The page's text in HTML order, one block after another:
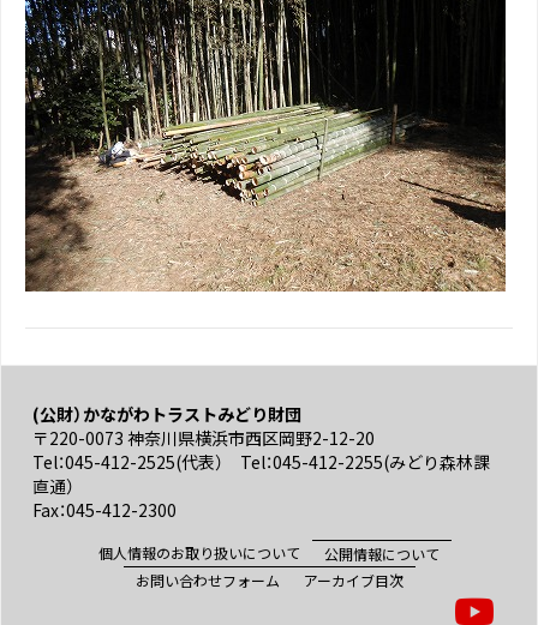
(公財）かながわトラストみどり財団
〒220-0073 神奈川県横浜市西区岡野2-12-20
Tel：045-412-2525(代表） Tel：045-412-2255(みどり森林課
直通）
Fax：045-412-2300
個人情報のお取り扱いについて
公開情報について
お問い合わせフォーム
アーカイブ目次